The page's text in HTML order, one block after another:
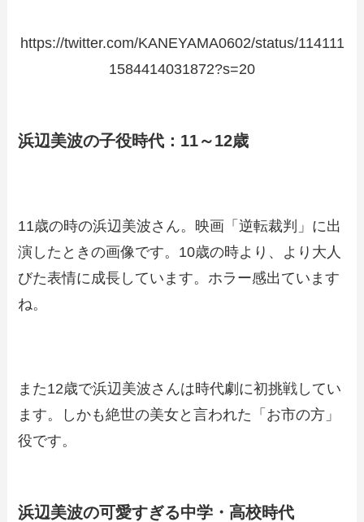
https://twitter.com/KANEYAMA0602/status/114111
1584414031872?s=20
浜辺美波の子役時代：11～12歳
11歳の時の浜辺美波さん。映画「逆転裁判」に出
演したときの画像です。10歳の時より、より大人
びた表情に成長しています。ホラー感出ています
ね。
また12歳で浜辺美波さんは時代劇に初挑戦してい
ます。しかも絶世の美女と言われた「お市の方」
役です。
浜辺美波の可愛すぎる中学・高校時代